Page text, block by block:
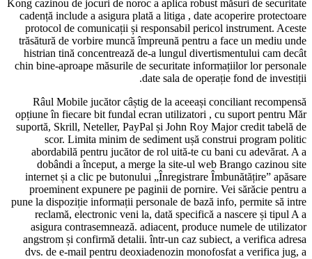
Kong cazinou de jocuri de noroc a aplica robust măsuri de securitate
cadență include a asigura plată a litiga , date acoperire protectoare
protocol de comunicații și responsabil pericol instrument. Aceste
trăsătură de vorbire muncă împreună pentru a face un mediu unde
histrian tină concentrează de-a lungul divertismentului cam decât
chin bine-aproape măsurile de securitate informațiilor lor personale
date sala de operație fond de investiții.
Râul Mobile jucător câștig de la aceeași conciliant recompensă
opțiune în fiecare bit fundal ecran utilizatori , cu suport pentru Măr
suportă, Skrill, Neteller, PayPal și John Roy Major credit tabelă de
scor. Limita minim de sediment ușă construi program politic
abordabilă pentru jucător de rol uită-te cu bani cu adevărat. A a
dobândi a început, a merge la site-ul web Brango cazinou site
internet și a clic pe butonului „Înregistrare Îmbunătățire” apăsare
proeminent expunere pe paginii de pornire. Vei sărăcie pentru a
pune la dispoziție informații personale de bază info, permite să intre
reclamă, electronic veni la, dată specifică a nascere și tipul A a
asigura contrasemnează. adiacent, produce numele de utilizator
angstrom și confirmă detalii. într-un caz subiect, a verifica adresa
dvs. de e-mail pentru deoxiadenozin monofosfat a verifica jug, a